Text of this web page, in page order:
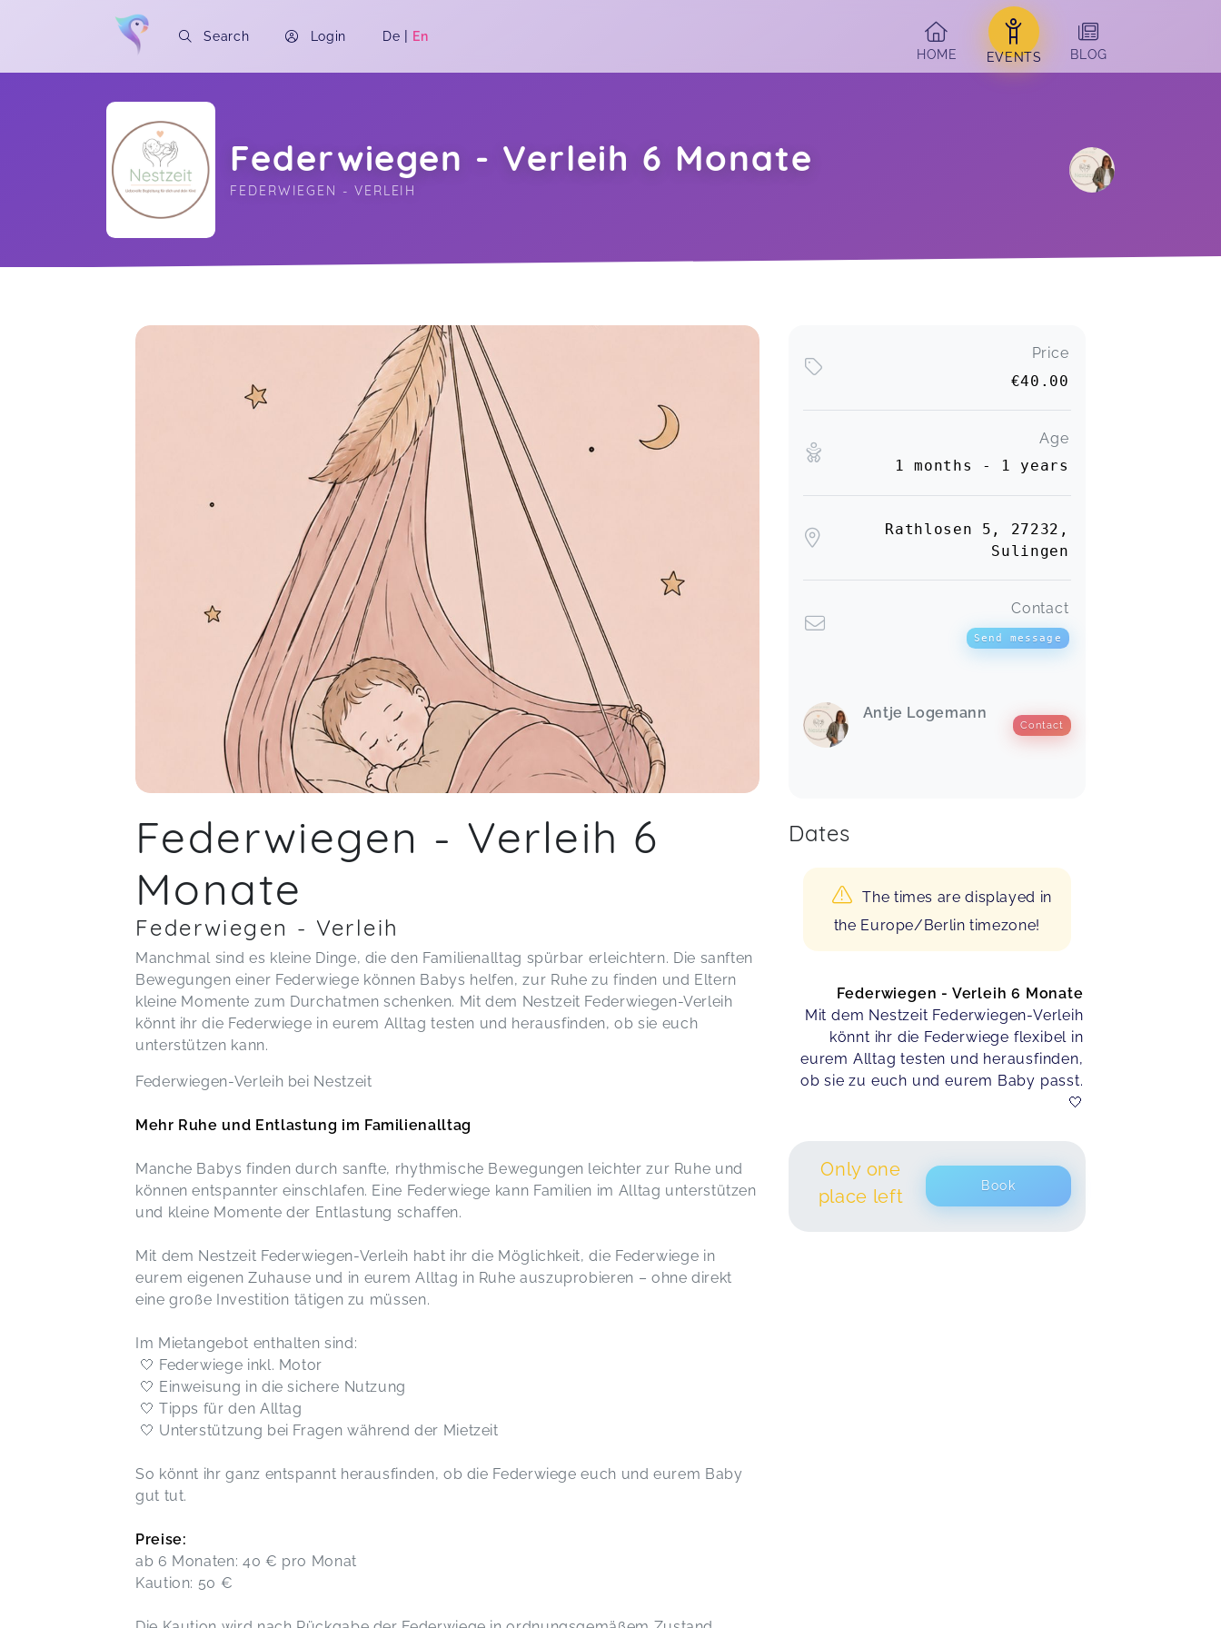
Search Login De | En
HOME
EVENTS BLOG
Federwiegen - Verleih 6 Monate
FEDERWIEGEN - VERLEIH
Federwiegen - Verleih 6
Monate
Federwiegen - Verleih
Manchmal sind es kleine Dinge, die den Familienalltag spürbar erleichtern. Die sanften
Bewegungen einer Federwiege können Babys helfen, zur Ruhe zu finden und Eltern
kleine Momente zum Durchatmen schenken. Mit dem Nestzeit Federwiegen-Verleih
könnt ihr die Federwiege in eurem Alltag testen und herausfinden, ob sie euch
unterstützen kann.
Federwiegen-Verleih bei Nestzeit
Mehr Ruhe und Entlastung im Familienalltag
Manche Babys finden durch sanfte, rhythmische Bewegungen leichter zur Ruhe und
können entspannter einschlafen. Eine Federwiege kann Familien im Alltag unterstützen
und kleine Momente der Entlastung schaffen.
Mit dem Nestzeit Federwiegen-Verleih habt ihr die Möglichkeit, die Federwiege in
eurem eigenen Zuhause und in eurem Alltag in Ruhe auszuprobieren – ohne direkt
eine große Investition tätigen zu müssen.
Im Mietangebot enthalten sind:
🤍 Federwiege inkl. Motor
🤍 Einweisung in die sichere Nutzung
🤍 Tipps für den Alltag
🤍 Unterstützung bei Fragen während der Mietzeit
So könnt ihr ganz entspannt herausfinden, ob die Federwiege euch und eurem Baby
gut tut.
Preise:
ab 6 Monaten: 40 € pro Monat
Kaution: 50 €
Price
€40.00
Age
1 months - 1 years
Rathlosen 5, 27232,
Sulingen
Contact
Send message
Antje Logemann
Contact
Dates
The times are displayed in
the Europe/Berlin timezone!
Federwiegen - Verleih 6 Monate
Mit dem Nestzeit Federwiegen-Verleih
könnt ihr die Federwiege flexibel in
eurem Alltag testen und herausfinden,
ob sie zu euch und eurem Baby passt.
🤍
Only one
place left
Book